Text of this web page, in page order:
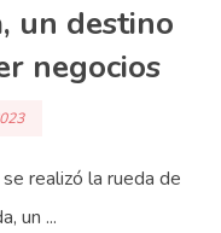
un destino
negocios
realizó la rueda de
un ...